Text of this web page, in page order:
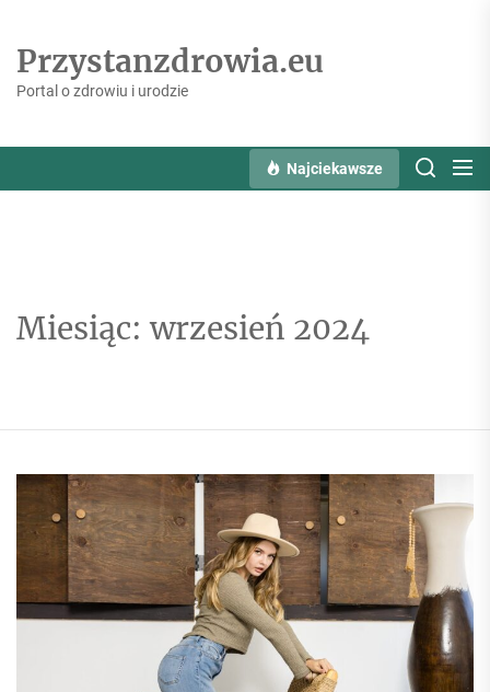
content
Przystanzdrowia.eu
Portal o zdrowiu i urodzie
Najciekawsze
Miesiąc:wrzesień 2024